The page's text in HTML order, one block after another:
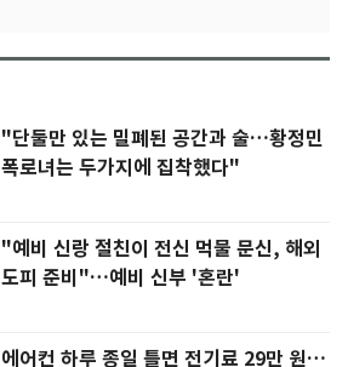
"단둘만 있는 밀폐된 공간과 술…황정민
폭로녀는 두가지에 집착했다"
"예비 신랑 절친이 전신 먹물 문신, 해외
도피 준비"…예비 신부 '혼란'
에어컨 하루 종일 틀면 전기료 29만 원…